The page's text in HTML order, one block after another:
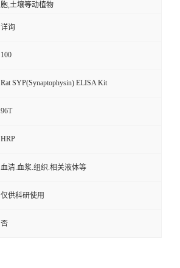
胞,土壤等动植物
详询
100
Rat SYP(Synaptophysin) ELISA Kit
96T
HRP
血清.血浆.组织.相关液体等
仅供科研使用
否